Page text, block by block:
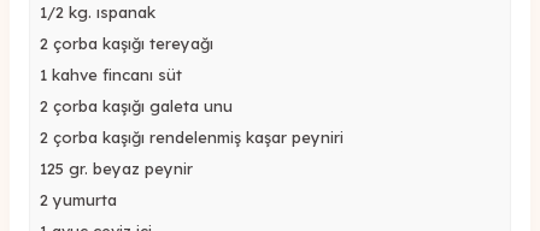
1/2 kg. ıspanak
2 çorba kaşığı tereyağı
1 kahve fincanı süt
2 çorba kaşığı galeta unu
2 çorba kaşığı rendelenmiş kaşar peyniri
125 gr. beyaz peynir
2 yumurta